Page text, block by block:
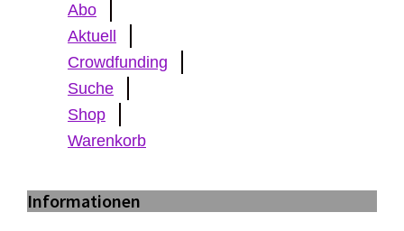
Abo
Aktuell
Crowdfunding
Suche
Shop
Warenkorb
Informationen